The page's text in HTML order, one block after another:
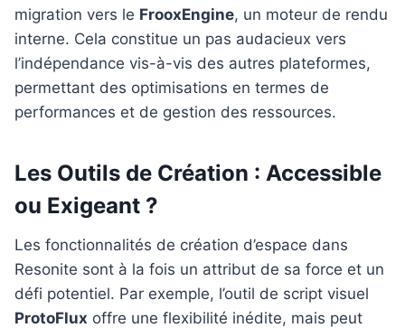
migration vers le FrooxEngine, un moteur de rendu
interne. Cela constitue un pas audacieux vers
l’indépendance vis-à-vis des autres plateformes,
permettant des optimisations en termes de
performances et de gestion des ressources.
Les Outils de Création : Accessible
ou Exigeant ?
Les fonctionnalités de création d’espace dans
Resonite sont à la fois un attribut de sa force et un
défi potentiel. Par exemple, l’outil de script visuel
ProtoFlux offre une flexibilité inédite, mais peut